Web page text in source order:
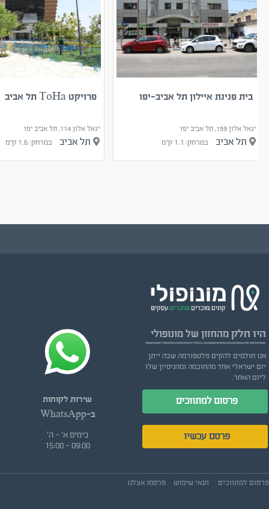
בית פנינת איילון תל אביב-יפו
יגאל אלון 159, תל אביב יפו
תל אביב במרחק: 1.1 ק"מ
פרויקט ToHa תל אביב
יגאל אלון 114, תל אביב יפו
תל אביב במרחק: 1.6 ק"מ
היו חלקמהחזון של מונופולי
אנו חולמים להקים פלטפורמה שבה ייתן
יזם ישראלי אחד מהחוכמה ומהניסיון שלו
ליזם האחר.
פרסום למתווכים
פרסם עכשיו
שירות לקוחות
ב-WhatsApp
בימים א' - ה'
09:00 - 15:00
פרסום למתווכים תנאי שימוש פרסמו אצלנו